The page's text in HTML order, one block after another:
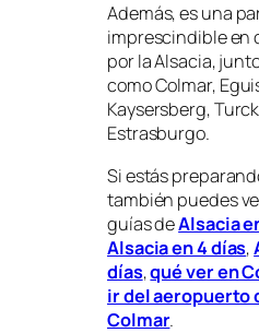
Además, es una
imprescindible en
por la Alsacia,
como Colmar,
Kaysersberg,
Estrasburgo.
Si estás
también puedes
guías deAlsacia
Alsacia en 4 días,
días,qué ver en
ir del aeropuerto
Colmar.